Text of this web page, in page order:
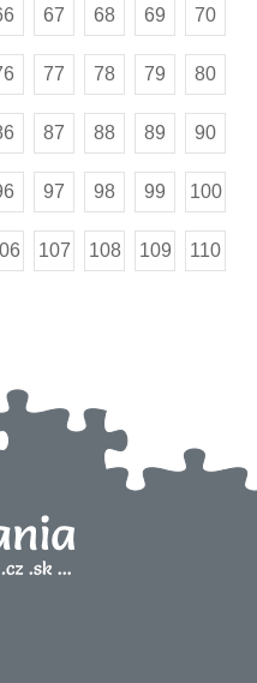
67 68 69 70
77 78 79 80
87 88 89 90
97 98 99 100
107 108 109 110